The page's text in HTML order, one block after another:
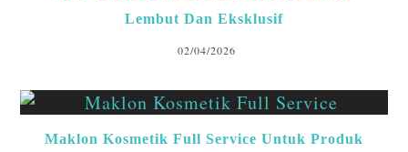
Lembut Dan Eksklusif
02/04/2026
Maklon Kosmetik Full Service Untuk Produk